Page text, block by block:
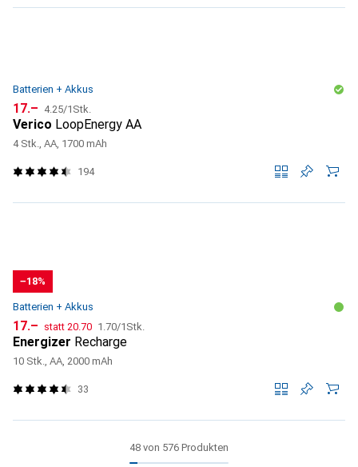
Batterien + Akkus
CHF
17.– CHF
4.25/1Stk.
Verico LoopEnergy AA
4 Stk., AA, 1700 mAh
194
−18%
Batterien + Akkus
CHF
17.– statt CHF
20.70 CHF
1.70/1Stk.
Energizer Recharge
10 Stk., AA, 2000 mAh
33
48 von 576 Produkten